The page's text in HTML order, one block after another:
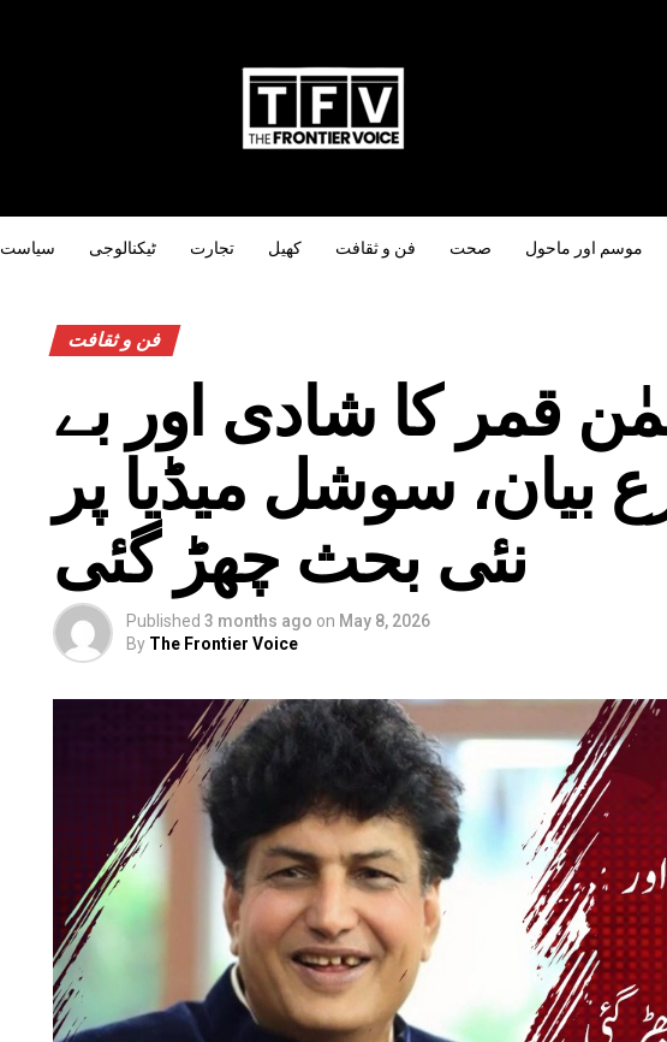
سیاست ٹیکنالوجی تجارت کھیل فن و ثقافت صحت موسم اور ماحول
فن و ثقافت
قمر کا شادی اور بے
بیان، سوشل میڈیا پر
نئی بحث چھڑ گئی
Published 3 months ago on May 8, 2026
By The Frontier Voice